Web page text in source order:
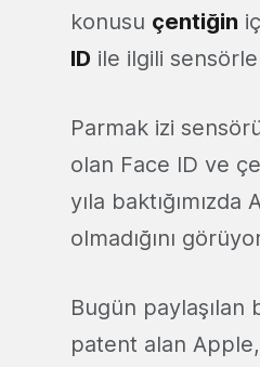
konusu çentiğin
ID ile ilgili
Parmak izi
olan Face ID ve
yıla
olmadığını
Bugün
patent alan